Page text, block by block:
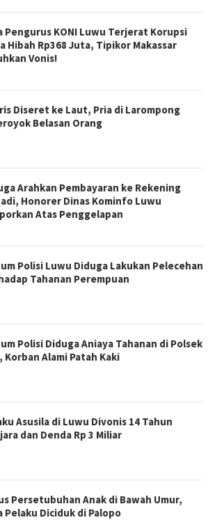
Pengurus KONI Luwu Terjerat Korupsi
Hibah Rp368 Juta, Tipikor Makassar
Vonis!
Diseret ke Laut, Pria di Larompong
Belasan Orang
Arahkan Pembayaran ke Rekening
Honorer Dinas Kominfo Luwu
Atas Penggelapan
Polisi Luwu Diduga Lakukan Pelecehan
Tahanan Perempuan
Polisi Diduga Aniaya Tahanan di Polsek
Korban Alami Patah Kaki
Asusila di Luwu Divonis 14 Tahun
dan Denda Rp 3 Miliar
Persetubuhan Anak di Bawah Umur,
Pelaku Diciduk di Palopo